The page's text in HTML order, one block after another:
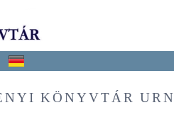
KÖNYVTÁR URN